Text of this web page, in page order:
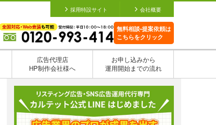
採用特設サイト 会社概要
無料相談•提案依頼は
こちらをクリック
広告代理店
HP制作会社様へ
お申し込みから
運用開始までの流れ